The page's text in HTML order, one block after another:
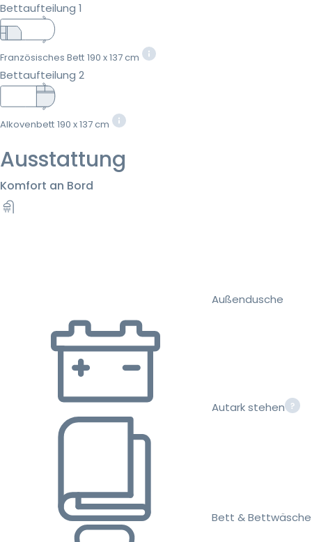
Bettaufteilung 1
Französisches Bett 190 x 137 cm
Bettaufteilung 2
Alkovenbett 190 x 137 cm
Ausstattung
Komfort an Bord
Außendusche
Autark stehen
Bett & Bettwäsche